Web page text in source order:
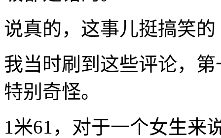
说真的，这事儿挺搞笑的
我当时刷到这些评论，
特别奇怪。
1米61，对于一个女生来